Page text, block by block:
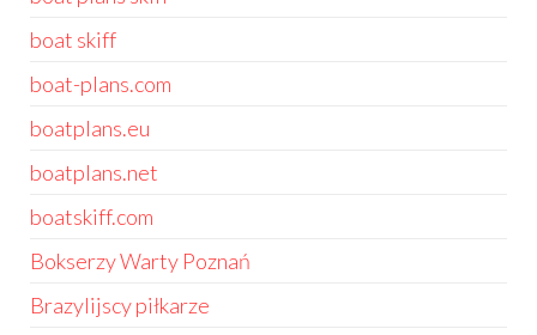
boat skiff
boat-plans.com
boatplans.eu
boatplans.net
boatskiff.com
Bokserzy Warty Poznań
Brazylijscy piłkarze